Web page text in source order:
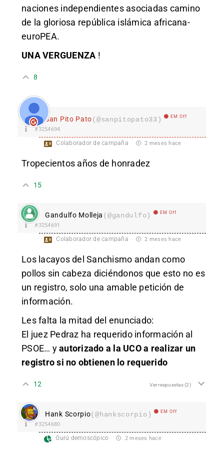
naciones independientes asociadas camino
de la gloriosa república islámica africana-
euroPEA.
UNA VERGUENZA !
8
San Pito Pato(@sanpitopato33) EM Off
#3254694
Colaborador de campaña 2 meses hace
Tropecientos años de honradez
15
Gandulfo Molleja (@gandulfo) EM Off
#3254691
Colaborador de campaña 2 meses hace
Los lacayos del Sanchismo andan como
pollos sin cabeza diciéndonos que esto no es
un registro, solo una amable petición de
información.
Les falta la mitad del enunciado:
El juez Pedraz ha requerido información al
PSOE… yautorizado a la UCO a realizar un
registro si no obtienen lo requerido
12 Ver respuestas(2)
Hank Scorpio(@hankscorpio) EM Off
#3254680
Gurú demoscópico 2 meses hace